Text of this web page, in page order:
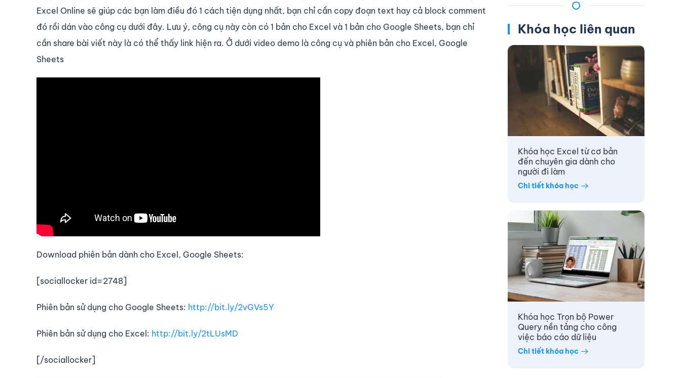
Excel Online sẽ giúp các bạn làm điều đó 1 cách tiện dụng nhất, bạn chỉ cần copy đoạn text hay cả block comment
đó rồi dán vào công cụ dưới đây. Lưu ý, công cụ này còn có 1 bản cho Excel và 1 bản cho Google Sheets, bạn chỉ
cần share bài viết này là có thể thấy link hiện ra. Ở dưới video demo là công cụ và phiên bản cho Excel, Google
Sheets
Download phiên bản dành cho Excel, Google Sheets:
[sociallocker id=2748]
Phiên bản sử dụng cho Google Sheets: http://bit.ly/2vGVs5Y
Phiên bản sử dụng cho Excel: http://bit.ly/2tLUsMD
[/sociallocker]
Khóa học liên quan
Khóa học Excel từ cơ bản
đến chuyên gia dành cho
người đi làm
Chi tiết khóa học
Khóa học Trọn bộ Power
Query nền tảng cho công
việc báo cáo dữ liệu
Chi tiết khóa học